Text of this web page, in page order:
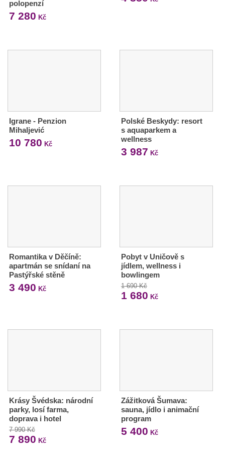
polopenzí
7 280 Kč
Igrane - Penzion
Mihaljević
10 780 Kč
Polské Beskydy: resort
s aquaparkem a
wellness
3 987 Kč
Romantika v Děčíně:
apartmán se snídaní na
Pastýřské stěně
3 490 Kč
Pobyt v Uničově s
jídlem, wellness i
bowlingem
1 690 Kč
1 680 Kč
Krásy Švédska: národní
parky, losí farma,
doprava i hotel
7 990 Kč
7 890 Kč
Zážitková Šumava:
sauna, jídlo i animační
program
5 400 Kč